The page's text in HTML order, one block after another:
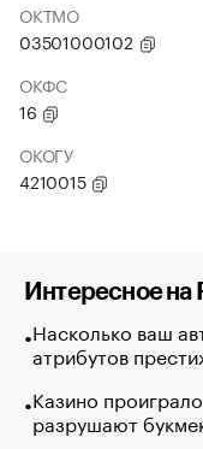
ОКТМО
03501000102
ОКФС
16
ОКОГУ
4210015
Интересное на
Насколько ваш
атрибутов
Казино
разрушают